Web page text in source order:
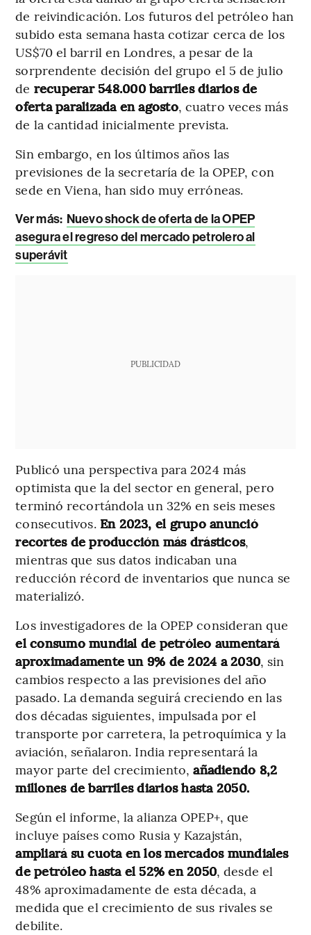
de reivindicación. Los futuros del petróleo han
subido esta semana hasta cotizar cerca de los
US$70 el barril en Londres, a pesar de la
sorprendente decisión del grupo el 5 de julio
de recuperar 548.000 barriles diarios de
oferta paralizada en agosto, cuatro veces más
de la cantidad inicialmente prevista.
Sin embargo, en los últimos años las
previsiones de la secretaría de la OPEP, con
sede en Viena, han sido muy erróneas.
Ver más: Nuevo shock de oferta de la OPEP
asegura el regreso del mercado petrolero al
superávit
PUBLICIDAD
Publicó una perspectiva para 2024 más
optimista que la del sector en general, pero
terminó recortándola un 32% en seis meses
consecutivos. En 2023, el grupo anunció
recortes de producción más drásticos,
mientras que sus datos indicaban una
reducción récord de inventarios que nunca se
materializó.
Los investigadores de la OPEP consideran que
el consumo mundial de petróleo aumentará
aproximadamente un 9% de 2024 a 2030, sin
cambios respecto a las previsiones del año
pasado. La demanda seguirá creciendo en las
dos décadas siguientes, impulsada por el
transporte por carretera, la petroquímica y la
aviación, señalaron. India representará la
mayor parte del crecimiento,añadiendo 8,2
millones de barriles diarios hasta 2050.
Según el informe, la alianza OPEP+, que
incluye países como Rusia y Kazajstán,
ampliará su cuota en los mercados mundiales
de petróleo hasta el 52% en 2050, desde el
48% aproximadamente de esta década, a
medida que el crecimiento de sus rivales se
debilite.